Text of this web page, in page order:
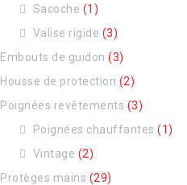
Sacoche (1)
Valise rigide (3)
Embouts de guidon (3)
Housse de protection (2)
Poignées revêtements (3)
Poignées chauffantes (1)
Vintage (2)
Protèges mains (29)